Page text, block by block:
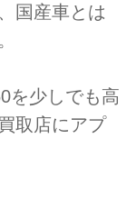
国産車とは
を少しでも高
取店にアプ